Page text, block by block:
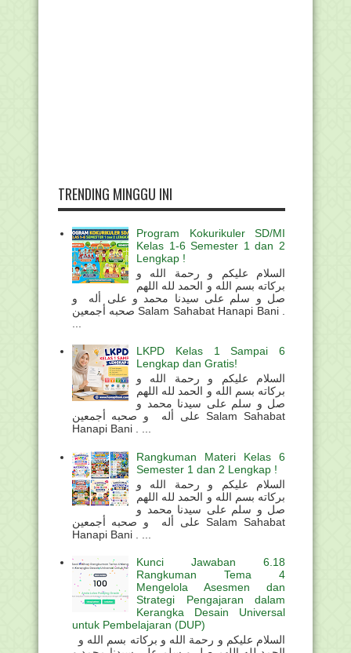
TRENDING MINGGU INI
Program Kokurikuler SD/MI
Kelas 1-6 Semester 1 dan 2
Lengkap !
السلام عليكم و رحمة الله و
بركاته بسم الله و الحمد لله اللهم
صل و سلم على سيدنا محمد و على أله و
صحبه أجمعين Salam Sahabat Hanapi Bani .
LKPD Kelas 1 Sampai 6
Lengkap dan Gratis!
السلام عليكم و رحمة الله و
بركاته بسم الله و الحمد لله اللهم
صل و سلم على سيدنا محمد و
على أله و صحبه أجمعين Salam Sahabat
Hanapi Bani . ...
Rangkuman Materi Kelas 6
Semester 1 dan 2 Lengkap !
السلام عليكم و رحمة الله و
بركاته بسم الله و الحمد لله اللهم
صل و سلم على سيدنا محمد و
على أله و صحبه أجمعين Salam Sahabat
Hanapi Bani . ...
Kunci Jawaban 6.18
Rangkuman Tema 4
Mengelola Asesmen dan
Strategi Pengajaran dalam
Kerangka Desain Universal
untuk Pembelajaran (DUP)